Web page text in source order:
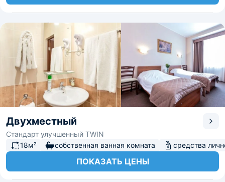
Двухместный
Стандарт улучшенный TWIN
18м²
собственная ванная комната средства
ПОКАЗАТЬ ЦЕНЫ